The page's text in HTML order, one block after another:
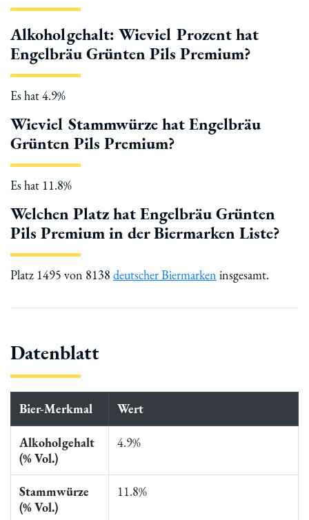
Alkoholgehalt: Wieviel Prozent hat
Engelbräu Grünten Pils Premium?
Es hat 4.9%
Wieviel Stammwürze hat Engelbräu
Grünten Pils Premium?
Es hat 11.8%
Welchen Platz hat Engelbräu Grünten
Pils Premium in der Biermarken Liste?
Platz 1495 von 8138 deutscher Biermarken insgesamt.
Datenblatt
Bier-Merkmal Wert
Alkoholgehalt
(% Vol.)
4.9%
Stammwürze
(% Vol.)
11.8%